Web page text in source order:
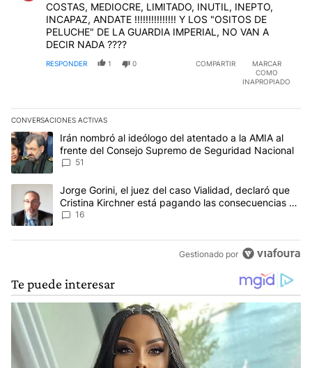
COSTAS, MEDIOCRE, LIMITADO, INUTIL, INEPTO,
INCAPAZ, ANDATE !!!!!!!!!!!!!!! Y LOS "OSITOS DE
PELUCHE" DE LA GUARDIA IMPERIAL, NO VAN A
DECIR NADA ????
RESPONDER 1 0 COMPARTIR
MARCAR
COMO
INAPROPIADO
CONVERSACIONES ACTIVAS
Este listado muestra los artículos con más comentarios en los
Un artículo de tendencia con el título "Irán nombró al ideólogo
Irán nombró al ideólogo del atentado a la AMIA al
frente del Consejo Supremo de Seguridad Nacional
51
Un artículo de tendencia con el título "Jorge Gorini, el juez del
Jorge Gorini, el juez del caso Vialidad, declaró que
Cristina Kirchner está pagando las consecuencias de
cometer "un delito comprobado"
16
Gestionado por